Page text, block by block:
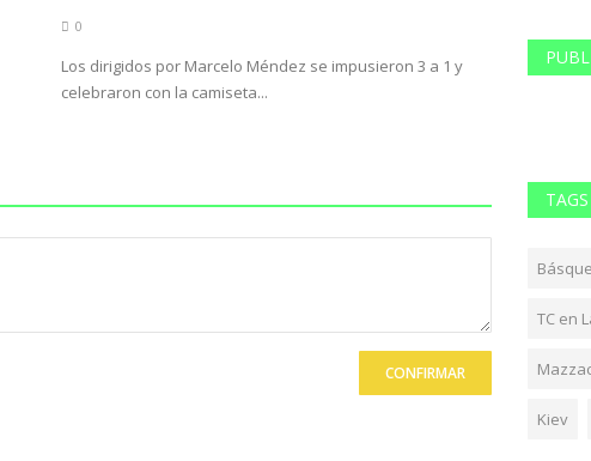
0
Los dirigidos por Marcelo Méndez se impusieron 3 a 1 y
celebraron con la camiseta...
CONFIRMAR
TAGS
TC en
Kiev